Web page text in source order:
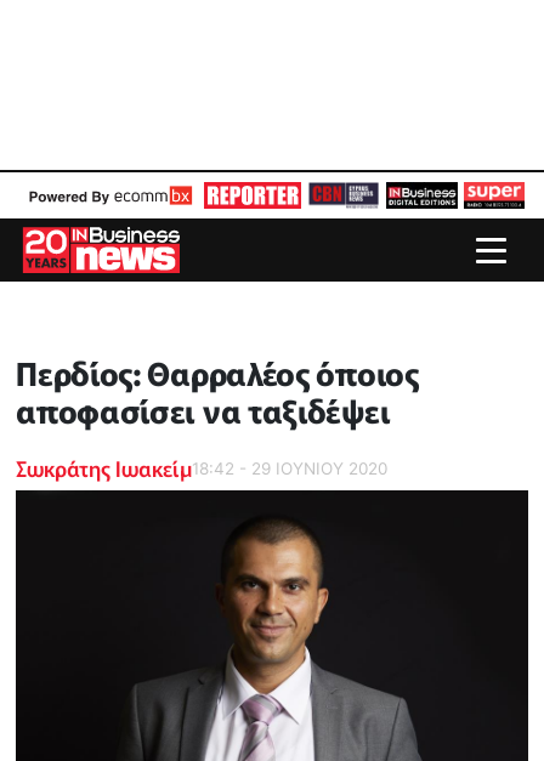
Περδίος: Θαρραλέος όποιος
αποφασίσει να ταξιδέψει
Σωκράτης Ιωακείμ18:42 - 29 ΙΟΥΝΙΟΥ 2020